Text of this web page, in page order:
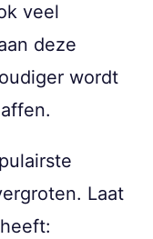
veel
deze
wordt
Laat